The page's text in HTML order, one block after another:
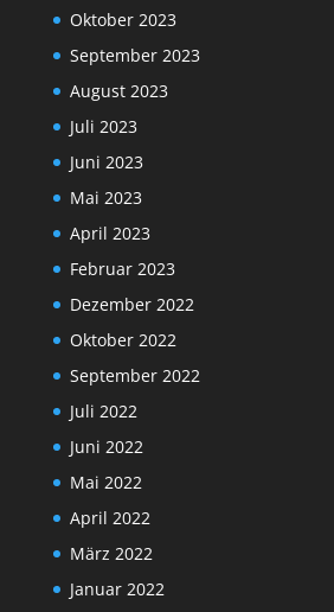
Oktober 2023
September 2023
August 2023
Juli 2023
Juni 2023
Mai 2023
April 2023
Februar 2023
Dezember 2022
Oktober 2022
September 2022
Juli 2022
Juni 2022
Mai 2022
April 2022
März 2022
Januar 2022